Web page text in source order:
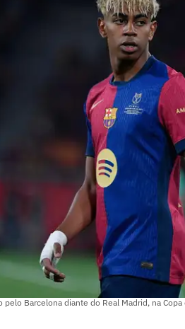
pelo Barcelona diante do Real Madrid, na